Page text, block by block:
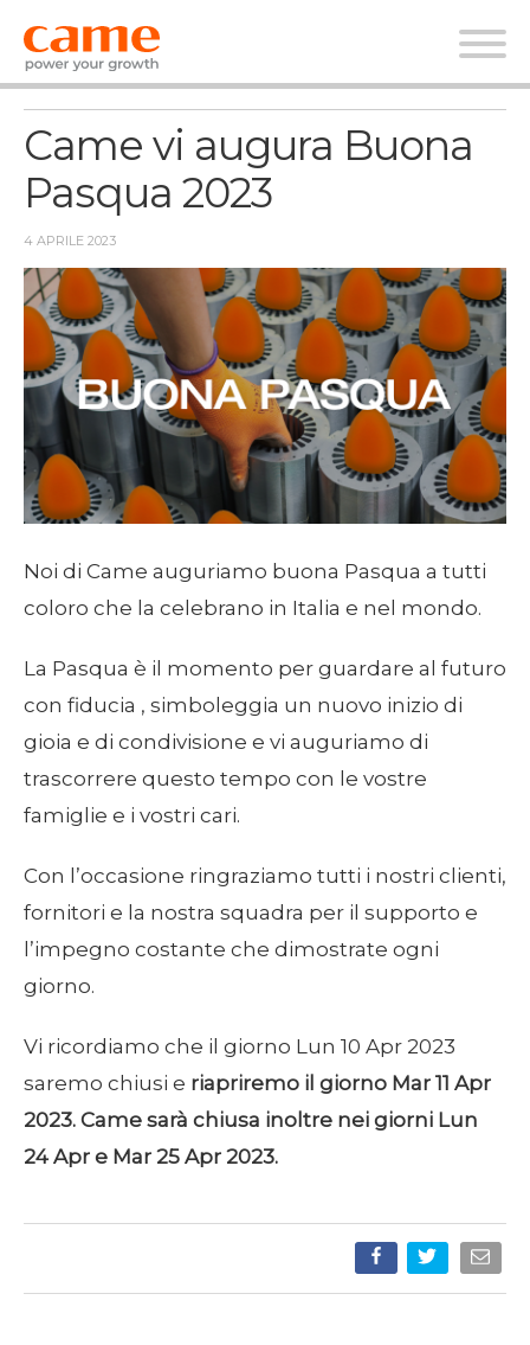
News
Came vi augura Buona
Pasqua 2023
4 APRILE 2023
Noi di Came auguriamo buona Pasqua a tutti
coloro che la celebrano in Italia e nel mondo.
La Pasqua è il momento per guardare al futuro
con fiducia , simboleggia un nuovo inizio di
gioia e di condivisione e vi auguriamo di
trascorrere questo tempo con le vostre
famiglie e i vostri cari.
Con l’occasione ringraziamo tutti i nostri clienti,
fornitori e la nostra squadra per il supporto e
l’impegno costante che dimostrate ogni
giorno.
Vi ricordiamo che il giorno Lun 10 Apr 2023
saremo chiusi e riapriremo il giorno Mar 11 Apr
2023. Came sarà chiusa inoltre nei giorni Lun
24 Apr e Mar 25 Apr 2023.